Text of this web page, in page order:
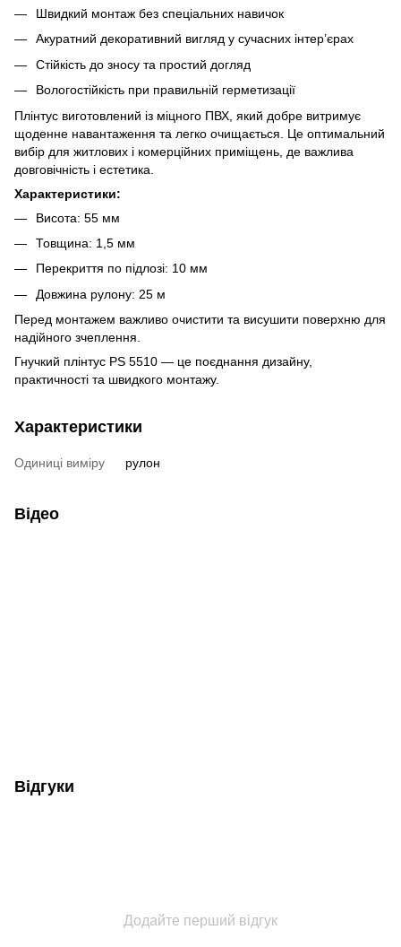
Швидкий монтаж без спеціальних навичок
Акуратний декоративний вигляд у сучасних інтер’єрах
Стійкість до зносу та простий догляд
Вологостійкість при правильній герметизації
Плінтус виготовлений із міцного ПВХ, який добре витримує
щоденне навантаження та легко очищається. Це оптимальний
вибір для житлових і комерційних приміщень, де важлива
довговічність і естетика.
Характеристики:
Висота: 55 мм
Товщина: 1,5 мм
Перекриття по підлозі: 10 мм
Довжина рулону: 25 м
Перед монтажем важливо очистити та висушити поверхню для
надійного зчеплення.
Гнучкий плінтус PS 5510 — це поєднання дизайну,
практичності та швидкого монтажу.
Характеристики
Одиниці виміру рулон
Відео
Відгуки
Додайте перший відгук